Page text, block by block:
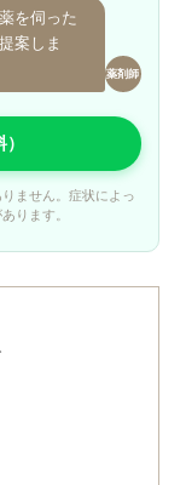
薬剤師
を伺った
案しま
ません。症状によっ
ります。